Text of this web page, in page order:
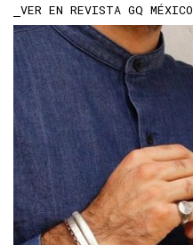
VER EN REVISTA GQ MÉXICO